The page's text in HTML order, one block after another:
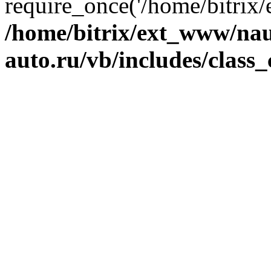
/home/bitrix/ext_www/
auto.ru/vb/includes/